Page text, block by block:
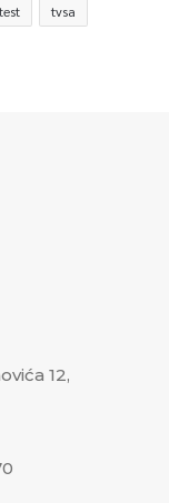
test tvsa
12,